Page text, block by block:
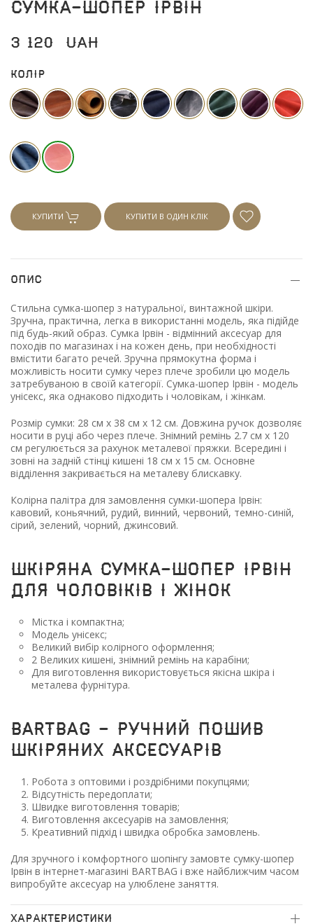
Сумка-шопер Ірвін
3 120 UAH
Колір
КУПИТИ КУПИТИ В ОДИН КЛІК
Опис
Стильна сумка-шопер з натуральної, винтажной шкіри.
Зручна, практична, легка в використанні модель, яка підійде
під будь-який образ. Сумка Ірвін - відмінний аксесуар для
походів по магазинах і на кожен день, при необхідності
вмістити багато речей. Зручна прямокутна форма і
можливість носити сумку через плече зробили цю модель
затребуваною в своїй категорії. Сумка-шопер Ірвін - модель
унісекс, яка однаково підходить і чоловікам, і жінкам.
Розмір сумки: 28 см х 38 см х 12 см. Довжина ручок дозволяє
носити в руці або через плече. Знімний ремінь 2.7 см х 120
см регулюється за рахунок металевої пряжки. Всередині і
зовні на задній стінці кишені 18 см х 15 см. Основне
відділення закривається на металеву блискавку.
Колірна палітра для замовлення сумки-шопера Ірвін:
кавовий, коньячний, рудий, винний, червоний, темно-синій,
сірий, зелений, чорний, джинсовий.
Шкіряна сумка-шопер Ірвін
для чоловіків і жінок
Містка і компактна;
Модель унісекс;
Великий вибір колірного оформлення;
2 Великих кишені, знімний ремінь на карабіни;
Для виготовлення використовується якісна шкіра і
металева фурнітура.
BARTBAG - ручний пошив
шкіряних аксесуарів
Робота з оптовими і роздрібними покупцями;
Відсутність передоплати;
Швидке виготовлення товарів;
Виготовлення аксесуарів на замовлення;
Креативний підхід і швидка обробка замовлень.
Для зручного і комфортного шопінгу замовте сумку-шопер
Ірвін в інтернет-магазині BARTBAG і вже найближчим часом
випробуйте аксесуар на улюблене заняття.
ХАРАКТЕРИСТИКИ